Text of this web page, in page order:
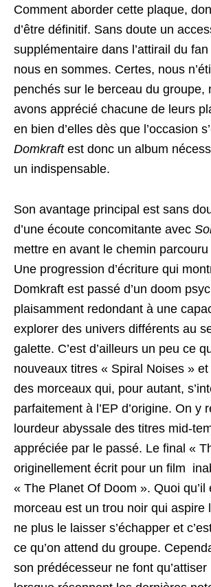
Comment aborder cette plaque,
d’être définitif. Sans doute un
supplémentaire dans l’attirail du
nous en sommes. Certes, nous
penchés sur le berceau du groupe,
avons apprécié chacune de leurs
en bien d’elles dès que l’occasion
Domkraftest donc un album
un indispensable.
Son avantage principal est sans
d’une écoute concomitante avec
mettre en avant le chemin
Une progression d’écriture qui
Domkraft est passé d’un doom
plaisamment redondant à une
explorer des univers différents au
galette. C’est d’ailleurs un peu ce
nouveaux titres « Spiral Noises »
des morceaux qui, pour autant,
parfaitement à l’EP d’origine. On y
lourdeur abyssale des titres mid-
appréciée par le passé. Le final «
originellement écrit pour un film
« The Planet Of Doom ». Quoi qu’il
morceau est un trou noir qui aspire
ne plus le laisser s’échapper et
ce qu’on attend du groupe.
son prédécesseur ne font